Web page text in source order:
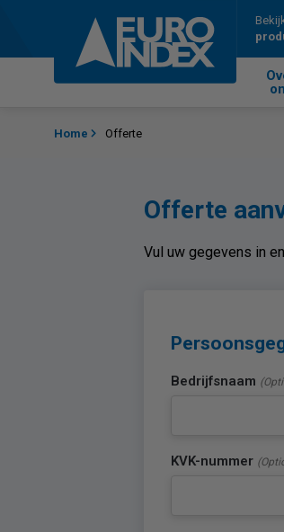
Home Offerte
Offerte
Vul uw gegevens in
Bedrijfsnaam
KVK-nummer